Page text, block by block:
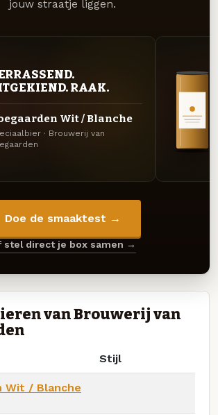
jouw straatje liggen.
RAAK.
Wit / Blanche
· Brouwerij van
Doe de smaaktest →
stel direct je box samen →
van Brouwerij van
Stijl
Wit / Blanche